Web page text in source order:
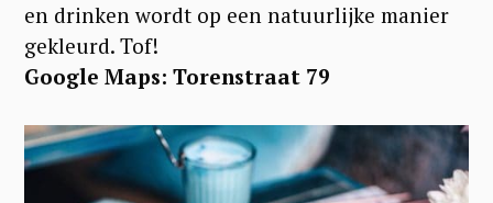
en drinken wordt op een natuurlijke manier
gekleurd. Tof!
Google Maps: Torenstraat 79